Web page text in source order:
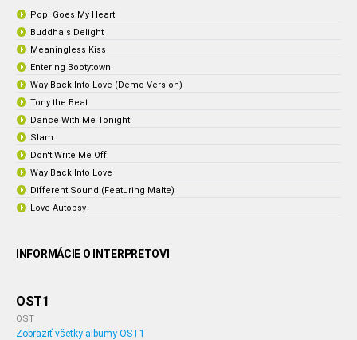
Pop! Goes My Heart
Buddha's Delight
Meaningless Kiss
Entering Bootytown
Way Back Into Love (Demo Version)
Tony the Beat
Dance With Me Tonight
Slam
Don't Write Me Off
Way Back Into Love
Different Sound (Featuring Malte)
Love Autopsy
INFORMÁCIE O INTERPRETOVI
OST1
OST
Zobraziť všetky albumy OST1